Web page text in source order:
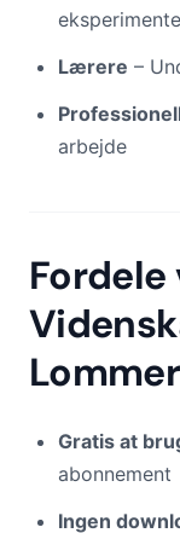
Lærere –
arbejde
Fordele
Gratis at
abonnement
Ingen